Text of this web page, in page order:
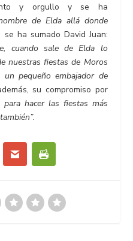
y orgullo y se ha
de Elda allá donde
ha sumado David Juan:
cuando sale de Elda lo
nuestras fiestas de Moros
pequeño embajador de
su compromiso por
para hacer las fiestas más